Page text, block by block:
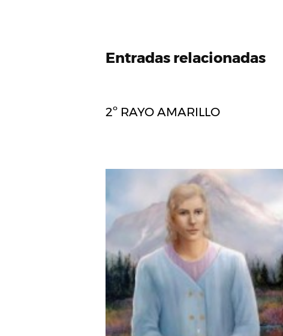
Entradas relacionadas
2º RAYO AMARILLO